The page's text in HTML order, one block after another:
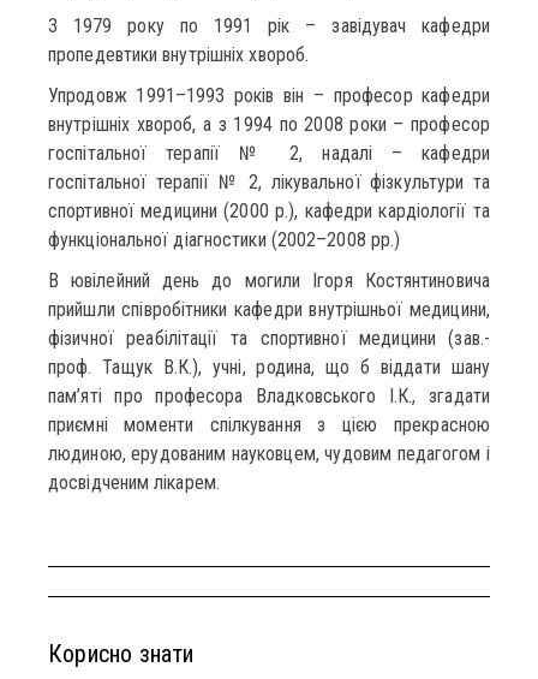
З 1979 року по 1991 рік – завідувач кафедри
пропедевтики внутрішніх хвороб.
Упродовж 1991–1993 років він – професор кафедри
внутрішніх хвороб, а з 1994 по 2008 роки – професор
госпітальної терапії № 2, надалі – кафедри
госпітальної терапії № 2, лікувальної фізкультури та
спортивної медицини (2000 р.), кафедри кардіології та
функціональної діагностики (2002–2008 рр.)
В ювілейний день до могили Ігоря Костянтиновича
прийшли співробітники кафедри внутрішньої медицини,
фізичної реабілітації та спортивної медицини (зав.-
проф. Тащук В.К.), учні, родина, що б віддати шану
пам’яті про професора Владковського І.К., згадати
приємні моменти спілкування з цією прекрасною
людиною, ерудованим науковцем, чудовим педагогом і
досвідченим лікарем.
Корисно знати